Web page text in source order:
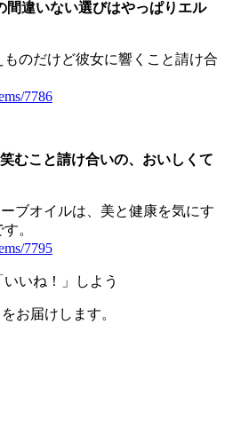
間違いない選びはやっぱりエル
のだけど彼女に響くこと請け合
7786
むこと請け合いの、おいしくて
ブオイルは、美と健康を気にす
。
7795
いね！」しよう
お届けします。